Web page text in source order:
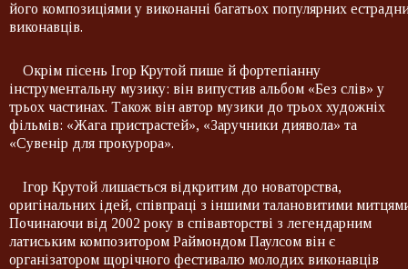
його композиціями у виконанні багатьох популярних
виконавців.
Окрім пісень Ігор Крутой пише й фортепіанну
інструментальну музику: він випустив альбом «Без слів» у
трьох частинах. Також він автор музики до трьох художніх
фільмів: «Жага пристрастей», «Заручники диявола» та
«Сувенір для прокурора».
Ігор Крутой лишається відкритим до новаторства,
оригінальних ідей, співпраці з іншими талановитими
Починаючи від 2002 року в співавторстві з легендарним
латиським композитором Раймондом Паулсом він є
організатором щорічного фестивалю молодих виконавців